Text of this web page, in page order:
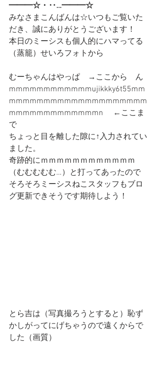
━━━☆・‥…━━━☆
みなさまこんばんは☆いつもご覧いた
だき、誠にありがとうございます！
本日のミーシスも個人的にハマってる
（蒸籠）せいろフォトから
むーちゃんはやっぱ　→ここから　ん
mmmmmmmmmmmmujikkky6t55mm
mmmmmmmmmmmmmmmmmmmm
mmmmmmmmmmmmmn 　←ここま
で
ちょっと目を離した隙に↑入力されてい
ました。
奇跡的にｍｍｍｍｍｍｍｍｍｍｍｍ
（むむむむむ…）と打ってあったので
そろそろミーシスねこスタッフもブロ
グ更新できそうです期待しよう！
とら吉は（写真撮ろうとすると）恥ず
かしがってにげちゃうので遠くからで
した（画質）